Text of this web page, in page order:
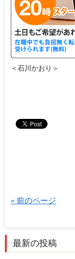
＜石川かおり＞
« 前のページ
最新の投稿